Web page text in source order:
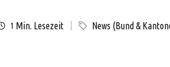
1 Min. Lesezeit News (Bund &